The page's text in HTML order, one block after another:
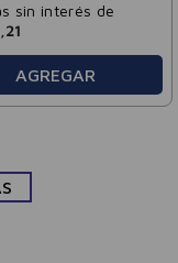
sin interés de
21
AGREGAR